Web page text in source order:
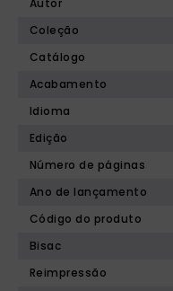
Autor
Coleção
Catálogo
Acabamento
Idioma
Edição
Número de páginas
Ano de lançamento
Código do produto
Bisac
Reimpressão